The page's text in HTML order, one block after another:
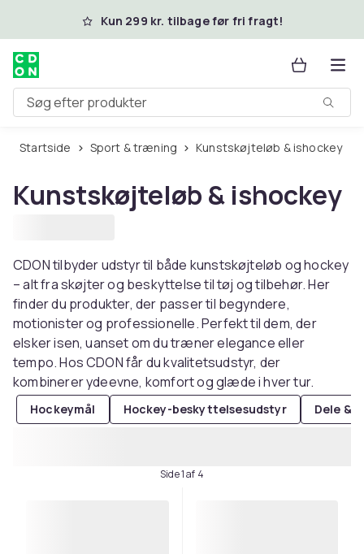
Spring til hovedindhold
Kun 299 kr. tilbage før fri fragt!
Søg efter produkter
Startside Sport & træning Kunstskøjteløb & ishockey
Kunstskøjteløb & ishockey
CDON tilbyder udstyr til både kunstskøjteløb og hockey
– alt fra skøjter og beskyttelse til tøj og tilbehør. Her
finder du produkter, der passer til begyndere,
motionister og professionelle. Perfekt til dem, der
elsker isen, uanset om du træner elegance eller
tempo. Hos CDON får du kvalitetsudstyr, der
kombinerer ydeevne, komfort og glæde i hver tur.
Hockeymål Hockey-beskyttelsesudstyr Dele &
Side 1 af 4